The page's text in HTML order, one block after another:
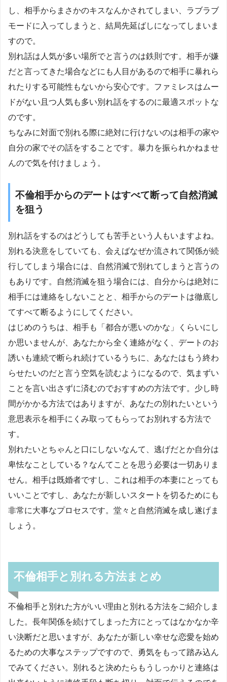
し、相手からまさかのキスなんかされてしまい、ラブラブ
モードに入ってしまうと、結局先延ばしになってしまいま
すので。
別れ話は人気が多い場所でと言うのは鉄則です。相手が嫌
だと言ってきた場合などにも人目があるので相手に暴れら
れたりする可能性もないから安心です。ファミレスはムー
ドがない且つ人気も多い別れ話をするのに最適スポットな
のです。
ちなみに対面で別れる際に絶対に行けないのは相手の家や
自分の家でその話をすることです。暴力を振られかねませ
んので気を付けましょう。
不倫相手からのデートはすべて断って自然消滅
を狙う
別れ話をするのはどうしても苦手という人もいますよね。
別れる決意をしていても、会えばなぜか流されて関係が続
行してしまう場合には、自然消滅で別れてしまうと言うの
もありです。自然消滅を狙う場合には、自分からは絶対に
相手には連絡をしないことと、相手からのデートは徹底し
てすべて断るようにしてください。
はじめのうちは、相手も「都合が悪いのかな」くらいにし
か思いませんが、あなたから全く連絡がなく、デートのお
誘いも連続で断られ続けているうちに、あなたはもう終わ
らせたいのだと言う空気を読むようになるので、気まずい
ことを言い出さずに済むのでおすすめの方法です。少し時
間がかかる方法ではありますが、あなたの別れたいという
意思表示を相手にくみ取ってもらってお別れする方法で
す。
別れたいとちゃんと口にしないなんて、逃げだとか自分は
卑怯なことしている？なんてことを思う必要は一切ありま
せん。相手は既婚者ですし、これは相手の本妻にとっても
いいことですし、あなたが新しいスタートを切るためにも
非常に大事なプロセスです。堂々と自然消滅を成し遂げま
しょう。
不倫相手と別れる方法まとめ
不倫相手と別れた方がいい理由と別れる方法をご紹介しま
した。長年関係を続けてしまった方にとってはなかなか辛
い決断だと思いますが、あなたが新しい幸せな恋愛を始め
るための大事なステップですので、勇気をもって踏み込ん
でみてください。別れると決めたらもうしっかりと連絡は